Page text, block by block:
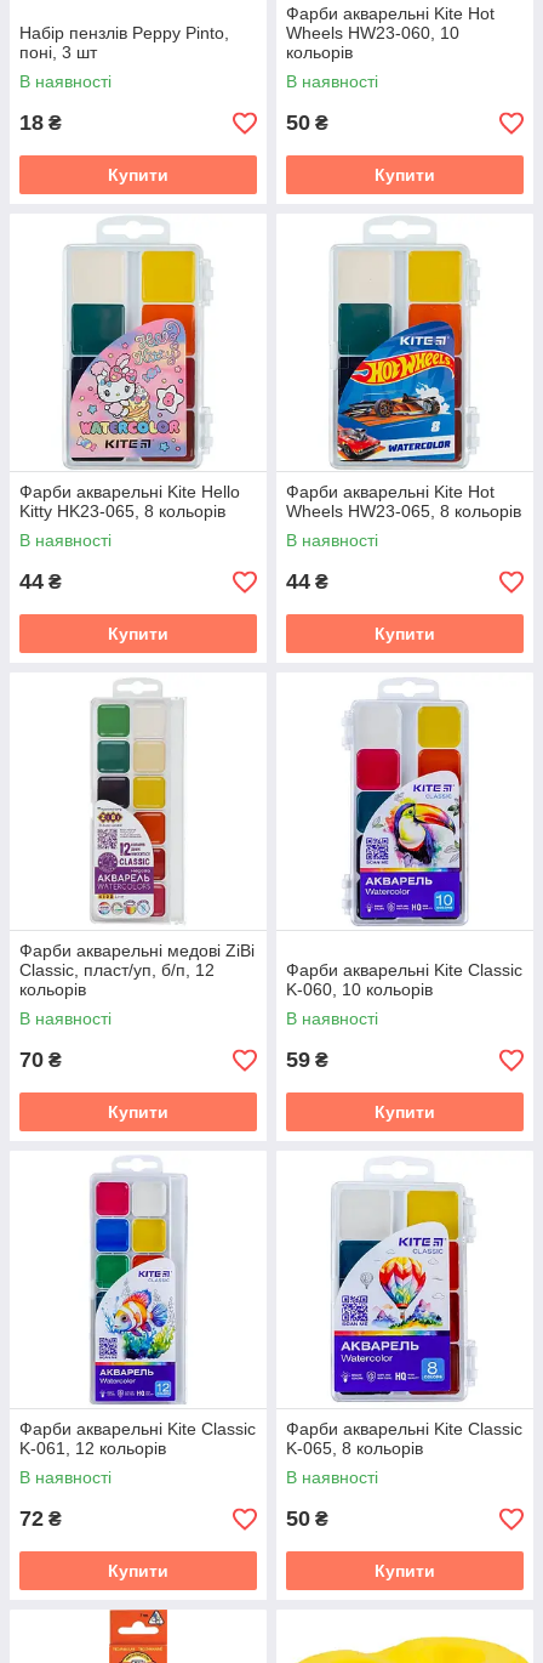
Набір пензлів Peppy Pinto,
поні, 3 шт
В наявності
18 ₴
Купити
Фарби акварельні Kite Hot
Wheels HW23-060, 10
кольорів
В наявності
50 ₴
Купити
Фарби акварельні Kite Hello
Kitty HK23-065, 8 кольорів
В наявності
44 ₴
Купити
Фарби акварельні Kite Hot
Wheels HW23-065, 8 кольорів
В наявності
44 ₴
Купити
Фарби акварельні медові ZiBi
Classic, пласт/уп, б/п, 12
кольорів
В наявності
70 ₴
Купити
Фарби акварельні Kite Classic
K-060, 10 кольорів
В наявності
59 ₴
Купити
Фарби акварельні Kite Classic
K-061, 12 кольорів
В наявності
72 ₴
Купити
Фарби акварельні Kite Classic
K-065, 8 кольорів
В наявності
50 ₴
Купити